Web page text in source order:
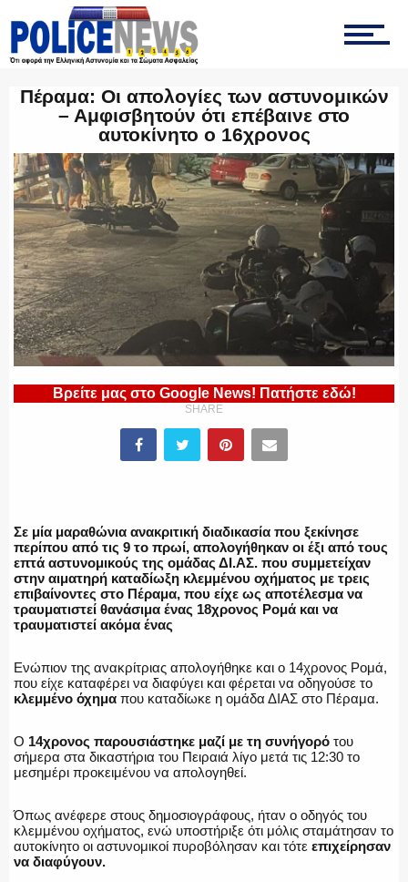
ΟΠΚΕ
ΟΜΑΔΑ “Ζ”
ΕΚΑΜ
ΠΥΡΟΣΒΕΣΤΙΚΗ
ΕΝΟΠΛΕΣ ΔΥΝΑΜΕΙΣ
ΕΚΑΒ
Πέραμα: Οι απολογίες των αστυνομικών
– Αμφισβητούν ότι επέβαινε στο
αυτοκίνητο ο 16χρονος
Βρείτε μας στο Google News! Πατήστε εδώ!
SHARE
Σε μία μαραθώνια ανακριτική διαδικασία που ξεκίνησε
περίπου από τις 9 το πρωί, απολογήθηκαν οι έξι από τους
επτά αστυνομικούς της ομάδας ΔΙ.ΑΣ. που συμμετείχαν
στην αιματηρή καταδίωξη κλεμμένου οχήματος με τρεις
επιβαίνοντες στο Πέραμα, που είχε ως αποτέλεσμα να
τραυματιστεί θανάσιμα ένας 18χρονος Ρομά και να
τραυματιστεί ακόμα ένας
Ενώπιον της ανακρίτριας απολογήθηκε και ο 14χρονος Ρομά,
που είχε καταφέρει να διαφύγει και φέρεται να οδηγούσε το
κλεμμένο όχημα που καταδίωκε η ομάδα ΔΙΑΣ στο Πέραμα.
Ο 14χρονος παρουσιάστηκε μαζί με τη συνήγορό του
σήμερα στα δικαστήρια του Πειραιά λίγο μετά τις 12:30 το
μεσημέρι προκειμένου να απολογηθεί.
Όπως ανέφερε στους δημοσιογράφους, ήταν ο οδηγός του
κλεμμένου οχήματος, ενώ υποστήριξε ότι μόλις σταμάτησαν το
αυτοκίνητο οι αστυνομικοί πυροβόλησαν και τότε επιχείρησαν
να διαφύγουν.